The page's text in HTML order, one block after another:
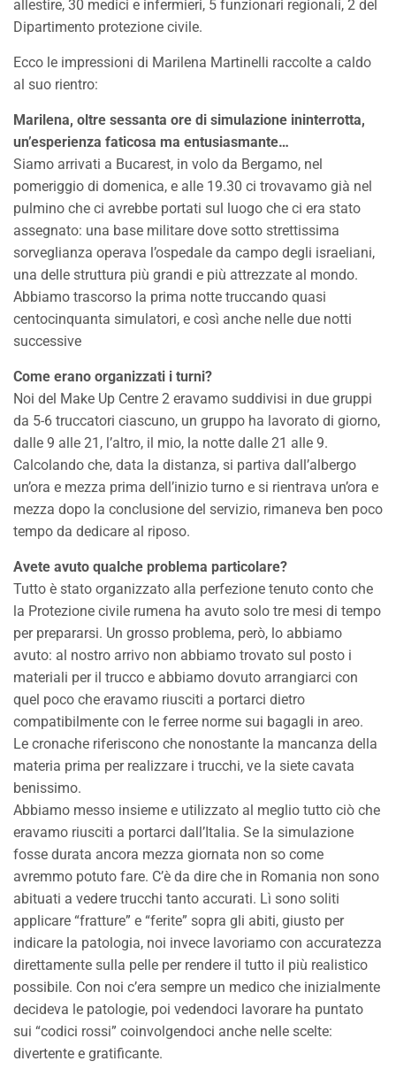
allestire, 30 medici e infermieri, 5 funzionari regionali, 2 del
Dipartimento protezione civile.
Ecco le impressioni di Marilena Martinelli raccolte a caldo
al suo rientro:
Marilena, oltre sessanta ore di simulazione ininterrotta,
un’esperienza faticosa ma entusiasmante…
Siamo arrivati a Bucarest, in volo da Bergamo, nel
pomeriggio di domenica, e alle 19.30 ci trovavamo già nel
pulmino che ci avrebbe portati sul luogo che ci era stato
assegnato: una base militare dove sotto strettissima
sorveglianza operava l’ospedale da campo degli israeliani,
una delle struttura più grandi e più attrezzate al mondo.
Abbiamo trascorso la prima notte truccando quasi
centocinquanta simulatori, e così anche nelle due notti
successive
Come erano organizzati i turni?
Noi del Make Up Centre 2 eravamo suddivisi in due gruppi
da 5-6 truccatori ciascuno, un gruppo ha lavorato di giorno,
dalle 9 alle 21, l’altro, il mio, la notte dalle 21 alle 9.
Calcolando che, data la distanza, si partiva dall’albergo
un’ora e mezza prima dell’inizio turno e si rientrava un’ora e
mezza dopo la conclusione del servizio, rimaneva ben poco
tempo da dedicare al riposo.
Avete avuto qualche problema particolare?
Tutto è stato organizzato alla perfezione tenuto conto che
la Protezione civile rumena ha avuto solo tre mesi di tempo
per prepararsi. Un grosso problema, però, lo abbiamo
avuto: al nostro arrivo non abbiamo trovato sul posto i
materiali per il trucco e abbiamo dovuto arrangiarci con
quel poco che eravamo riusciti a portarci dietro
compatibilmente con le ferree norme sui bagagli in areo.
Le cronache riferiscono che nonostante la mancanza della
materia prima per realizzare i trucchi, ve la siete cavata
benissimo.
Abbiamo messo insieme e utilizzato al meglio tutto ciò che
eravamo riusciti a portarci dall’Italia. Se la simulazione
fosse durata ancora mezza giornata non so come
avremmo potuto fare. C’è da dire che in Romania non sono
abituati a vedere trucchi tanto accurati. Lì sono soliti
applicare “fratture” e “ferite” sopra gli abiti, giusto per
indicare la patologia, noi invece lavoriamo con accuratezza
direttamente sulla pelle per rendere il tutto il più realistico
possibile. Con noi c’era sempre un medico che inizialmente
decideva le patologie, poi vedendoci lavorare ha puntato
sui “codici rossi” coinvolgendoci anche nelle scelte:
divertente e gratificante.